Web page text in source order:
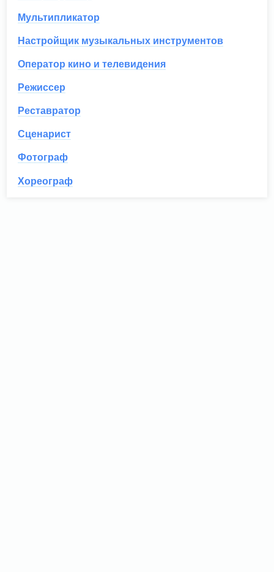
Мультипликатор
Настройщик музыкальных инструментов
Оператор кино и телевидения
Режиссер
Реставратор
Сценарист
Фотограф
Хореограф